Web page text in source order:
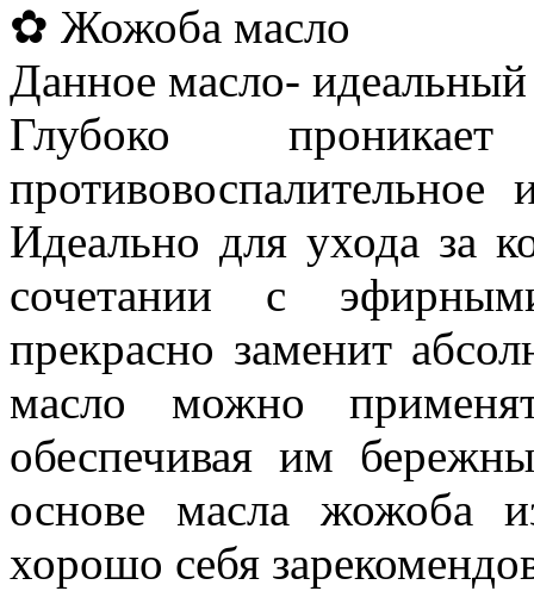
✿ Жожоба масло
Данное масло-
Глубоко
Идеально для ухода за
сочетании с
прекрасно заменит
масло можно
обеспечивая им
основе масла жожоба
хорошо себя